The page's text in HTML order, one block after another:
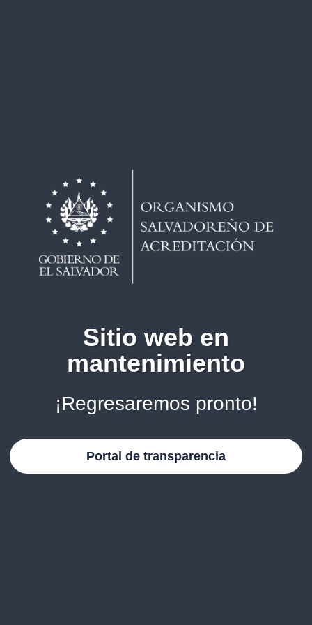
Sitio web en
mantenimiento
¡Regresaremos pronto!
Portal de transparencia